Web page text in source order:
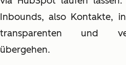
Inbounds, also Kontakte,
transparenten und
übergehen.